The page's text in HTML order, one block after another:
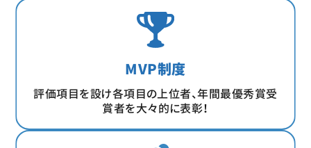
MVP制度
評価項目を設け各項目の上位者、年間最優秀賞受
賞者を大々的に表彰！